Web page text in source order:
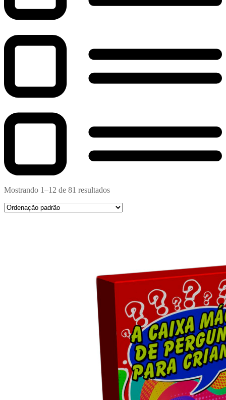
Mostrando 1–12 de 81 resultados